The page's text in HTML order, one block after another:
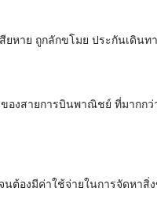
หาย ถูกลักขโมย ประกันเดินท
องสายการบินพาณิชย์ ที่มาก
ต้องมีค่าใช้จ่ายในการจัดหา